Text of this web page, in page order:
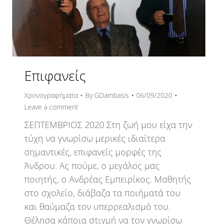
Επιφανείς
Χρονογραφήματα By GDambasis
06/09/2020
Leave a comment
ΣΕΠΤΕΜΒΡΙΟΣ 2020 Στη ζωή μου είχα την
τύχη να γνωρίσω μερικές ιδιαίτερα
σημαντικές, επιφανείς μορφές της
Άνδρου. Ας πούμε, ο μεγάλος μας
ποιητής, ο Ανδρέας Εμπειρίκος. Μαθητής
στο σχολείο, διάβαζα τα ποιήματά του
και θαύμαζα τον υπερρεαλισμό του.
Θέλησα κάποια στιγμή να τον γνωρίσω